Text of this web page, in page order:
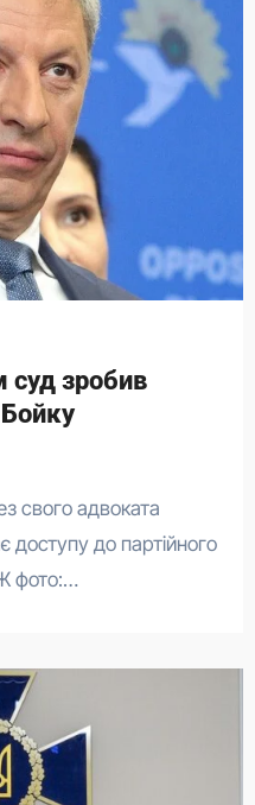
зробив
до партійного
фото:…